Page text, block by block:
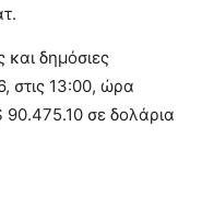
δημόσιες
στις 13:00, ώρα
90.475.10 σε δολάρια